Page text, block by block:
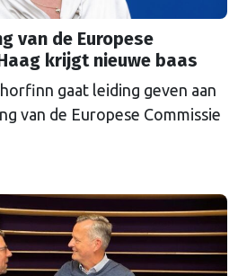
van de Europese
krijgt nieuwe baas
gaat leiding geven aan
van de Europese Commissie